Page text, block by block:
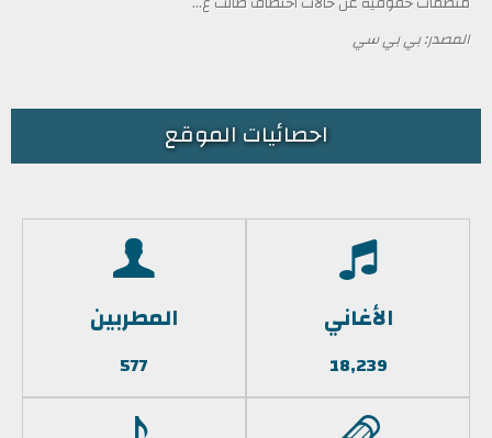
المصدر: بي بي سي
احصائيات الموقع
الأغاني
18,239
المطربين
577